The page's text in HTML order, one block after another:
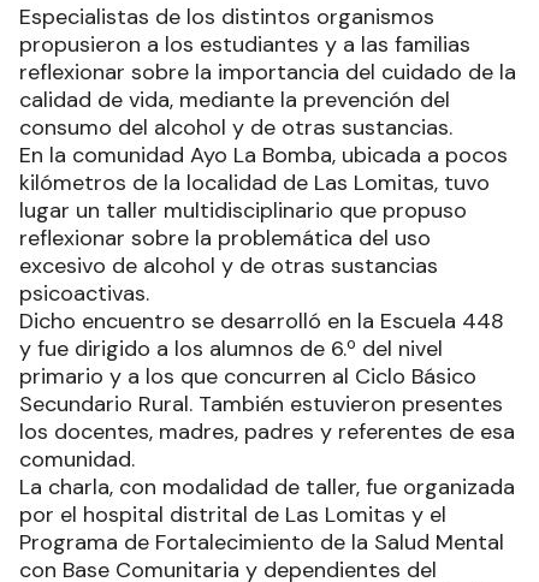
Especialistas de los distintos organismos
propusieron a los estudiantes y a las familias
reflexionar sobre la importancia del cuidado de la
calidad de vida, mediante la prevención del
consumo del alcohol y de otras sustancias.
En la comunidad Ayo La Bomba, ubicada a pocos
kilómetros de la localidad de Las Lomitas, tuvo
lugar un taller multidisciplinario que propuso
reflexionar sobre la problemática del uso
excesivo de alcohol y de otras sustancias
psicoactivas.
Dicho encuentro se desarrolló en la Escuela 448
y fue dirigido a los alumnos de 6.º del nivel
primario y a los que concurren al Ciclo Básico
Secundario Rural. También estuvieron presentes
los docentes, madres, padres y referentes de esa
comunidad.
La charla, con modalidad de taller, fue organizada
por el hospital distrital de Las Lomitas y el
Programa de Fortalecimiento de la Salud Mental
con Base Comunitaria y dependientes del